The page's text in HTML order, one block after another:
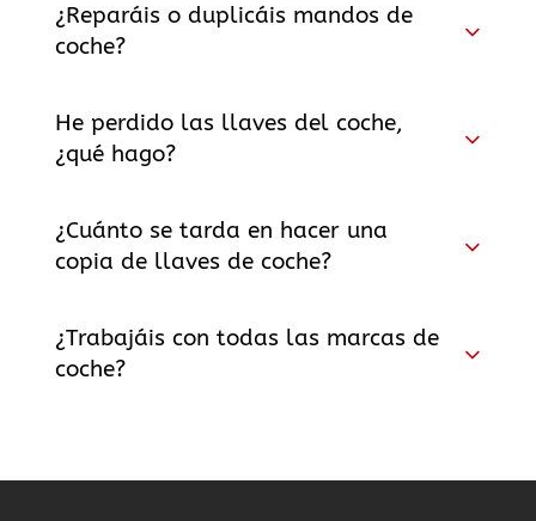
¿Reparáis o duplicáis mandos de
coche?
He perdido las llaves del coche,
¿qué hago?
¿Cuánto se tarda en hacer una
copia de llaves de coche?
¿Trabajáis con todas las marcas de
coche?